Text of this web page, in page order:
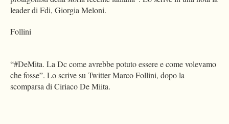
leader di Fdi, Giorgia Meloni.
Follini
“#DeMita. La Dc come avrebbe potuto essere e come volevamo
che fosse”. Lo scrive su Twitter Marco Follini, dopo la
scomparsa di Ciriaco De Miita.